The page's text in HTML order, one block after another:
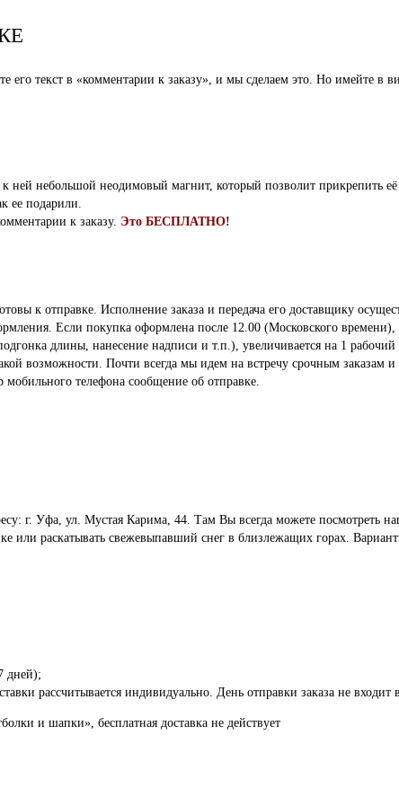
текст в «комментарии к заказу», и мы сделаем это. Но имейте в
небольшой неодимовый магнит, который позволит прикрепить
ее подарили.
к заказу. Это БЕСПЛАТНО!
к отправке. Исполнение заказа и передача его доставщику
Если покупка оформлена после 12.00 (Московского
длины, нанесение надписи и т.п.), увеличивается на 1
возможности. Почти всегда мы идем на встречу срочным заказам
телефона сообщение об отправке.
г. Уфа, ул. Мустая Карима, 44. Там Вы всегда можете посмотреть
или раскатывать свежевыпавший снег в близлежащих горах.
дней);
рассчитывается индивидуально. День отправки заказа не входит
и шапки», бесплатная доставка не действует